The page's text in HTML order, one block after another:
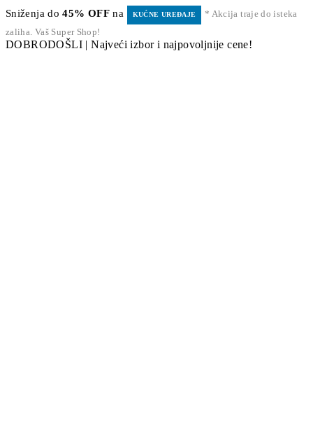
Sniženja do45% OFF na KUĆNE UREĐAJE
* Akcija traje do isteka
zaliha. Vaš Super Shop!
DOBRODOŠLI | Najveći izbor i najpovoljnije cene!